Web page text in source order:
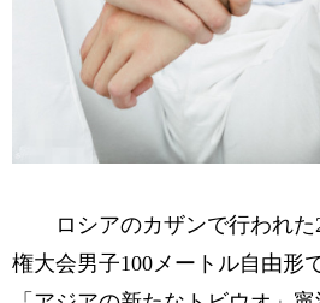
ロシアのカザンで行われた
権大会男子100メートル自由形